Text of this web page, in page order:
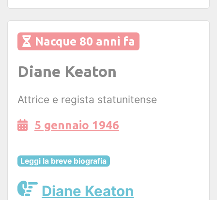
Nacque 80 anni fa
Diane Keaton
Attrice e regista statunitense
5 gennaio 1946
Leggi la breve biografia
Diane Keaton